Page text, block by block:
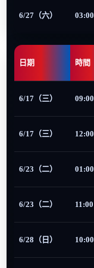
6/27（六） 03:00
日期 時間
6/17（三） 09:00
6/17（三） 12:00
6/23（二） 01:00
6/23（二） 11:00
6/28（日） 10:00